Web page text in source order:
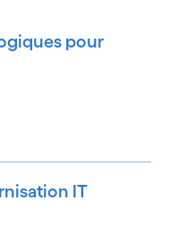
pour
IT